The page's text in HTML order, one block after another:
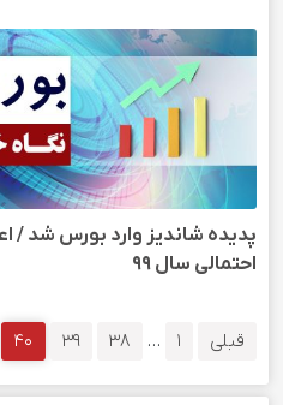
پدیده شاندیز وارد بورس شد /
احتمالی سال ۹۹
قبلی 1
…
38
39
40